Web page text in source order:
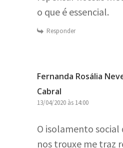
o que é essencial.
Responder
Fernanda Rosália
Cabral
13/04/2020 às 14:00
O isolamento social
nos trouxe me traz